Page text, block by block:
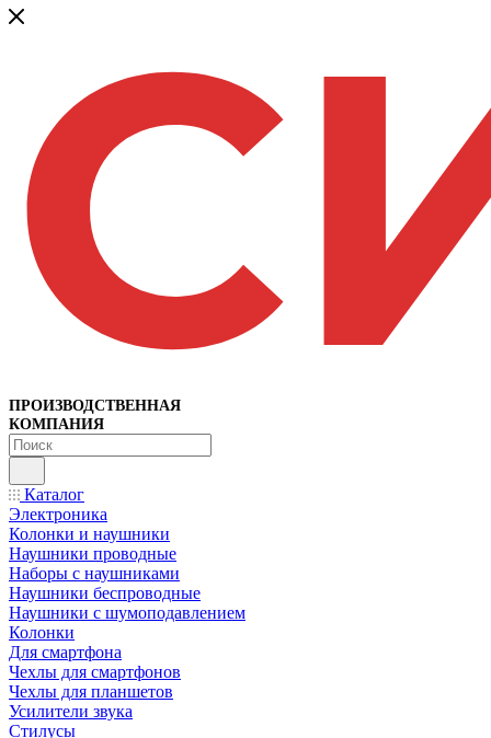
ПРОИЗВОДСТВЕННАЯ
КОМПАНИЯ
Каталог
Электроника
Колонки и наушники
Наушники проводные
Наборы с наушниками
Наушники беспроводные
Наушники с шумоподавлением
Колонки
Для смартфона
Чехлы для смартфонов
Чехлы для планшетов
Усилители звука
Стилусы